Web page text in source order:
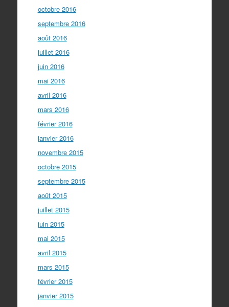
octobre 2016
septembre 2016
août 2016
juillet 2016
juin 2016
mai 2016
avril 2016
mars 2016
février 2016
janvier 2016
novembre 2015
octobre 2015
septembre 2015
août 2015
juillet 2015
juin 2015
mai 2015
avril 2015
mars 2015
février 2015
janvier 2015